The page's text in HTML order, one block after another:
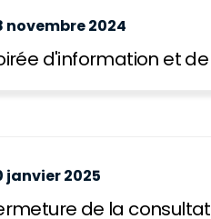
novembre 2024
d'information et
janvier 2025
de la